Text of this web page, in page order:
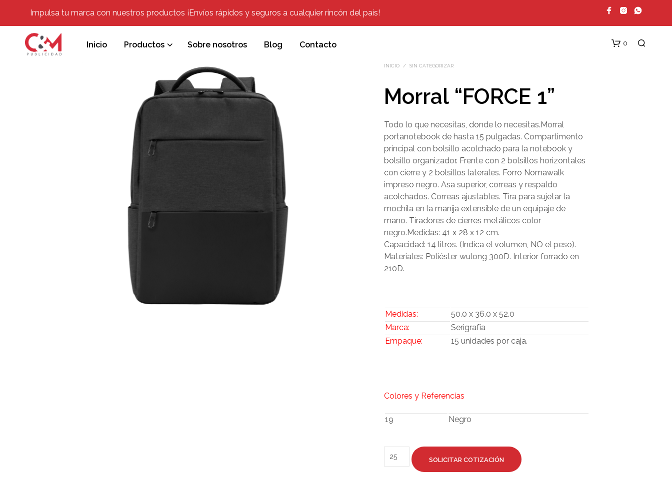
Impulsa tu marca con nuestros productos ¡Envíos rápidos y seguros a cualquier rincón del país!
Inicio Productos Sobre nosotros Blog Contacto 0
INICIO / SIN CATEGORIZAR
Morral “FORCE 1”
Todo lo que necesitas, donde lo necesitas.Morral
portanotebook de hasta 15 pulgadas. Compartimento
principal con bolsillo acolchado para la notebook y
bolsillo organizador. Frente con 2 bolsillos horizontales
con cierre y 2 bolsillos laterales. Forro Nomawalk
impreso negro. Asa superior, correas y respaldo
acolchados. Correas ajustables. Tira para sujetar la
mochila en la manija extensible de un equipaje de
mano. Tiradores de cierres metálicos color
negro.Medidas: 41 x 28 x 12 cm.
Capacidad: 14 litros. (Indica el volumen, NO el peso).
Materiales: Poliéster wulong 300D. Interior forrado en
210D.
Medidas:
50.0 x 36.0 x 52.0
Marca:
Serigrafía
Empaque:
15 unidades por caja.
Colores y Referencias
19 Negro
SOLICITAR COTIZACIÓN